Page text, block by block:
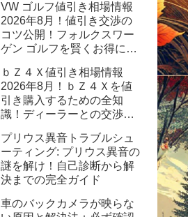
VW ゴルフ値引き相場情報
2026年8月！値引き交渉の
コツ公開！フォルクスワー
ゲン ゴルフを賢くお得に手
ｂＺ４Ｘ値引き相場情報
2026年8月！ｂＺ４Ｘを値
引き購入するための全知
識！ディーラーとの交渉術
完全ガイド
プリウス異音トラブルシュ
ーティング: プリウス異音の
謎を解け！自己診断から解
決までの完全ガイド
車のバックカメラが映らな